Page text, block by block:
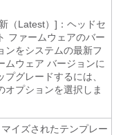
（Latest）]：ヘッドセ
ファームウェアのバー
ンをシステムの最新フ
ムウェア バージョンに
プグレードするには、
オプションを選択しま
イズされたテンプレー